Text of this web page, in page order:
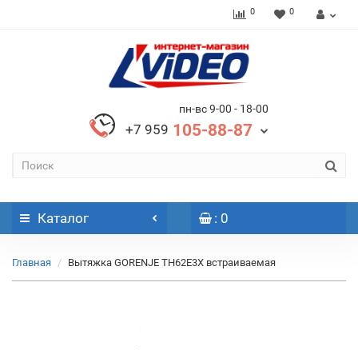
0 0
пн-вс 9-00 - 18-00
+7 959 105-88-87
Каталог : 0
Главная Вытяжка GORENJE TH62E3X встраиваемая